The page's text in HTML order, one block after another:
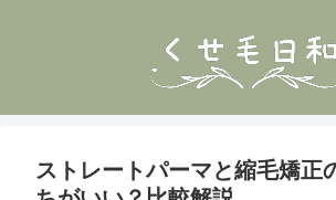
ストレートパーマと縮毛矯正